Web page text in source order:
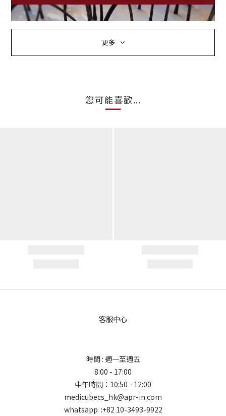
更多
您可能喜歡...
客服中心
時間 : 週一至週五
8:00 - 17:00
中午時間：10:50 - 12:00
medicubecs_hk@apr-in.com
whatsapp :+82 10-3493-9922